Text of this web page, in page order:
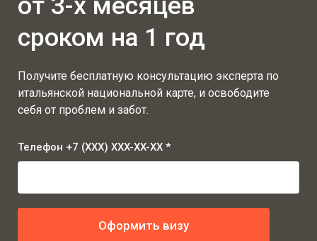
сроком на 1 год
Получите бесплатную консультацию эксперта по
итальянской национальной карте, и освободите
себя от проблем и забот.
Телефон +7 (XXX) XXX-XX-XX *
Оформить визу